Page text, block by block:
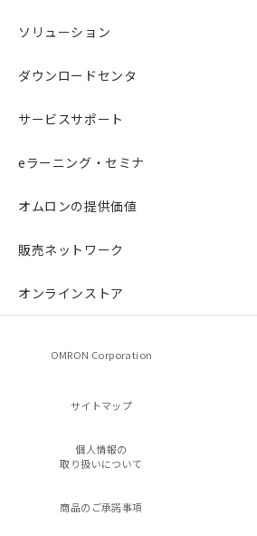
ソリューション
ダウンロードセンタ
サービスサポート
eラーニング・セミナ
オムロンの提供価値
販売ネットワーク
オンラインストア
OMRON Corporation
サイトマップ
個人情報の
取り扱いについて
商品のご承諾事項